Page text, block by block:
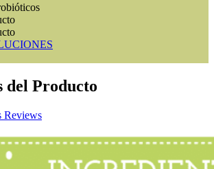
del Producto
Reviews